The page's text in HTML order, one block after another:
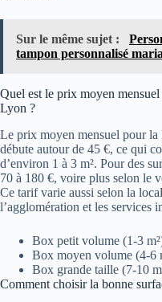
Sur le même sujet :
tampon personnalisé
Quel est le prix moyen
Lyon ?
Le prix moyen mensuel pour la
débute autour de 45 €, ce qui
d’environ 1 à 3 m². Pour des
70 à 180 €, voire plus selon le
Ce tarif varie aussi selon la
l’agglomération et les services
Box petit volume (1-3
Box moyen volume (4-6
Box grande taille (7-10
Comment choisir la bonne